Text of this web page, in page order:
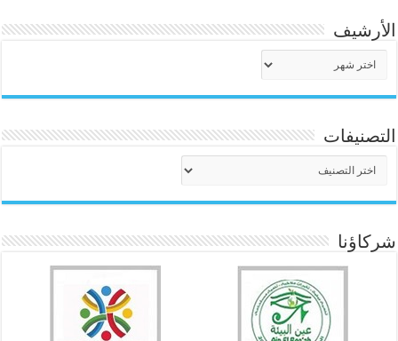
الأرشيف
التصنيفات
شركاؤنا